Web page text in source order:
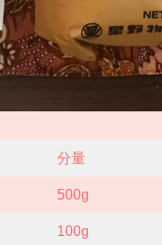
分量
500g
100g